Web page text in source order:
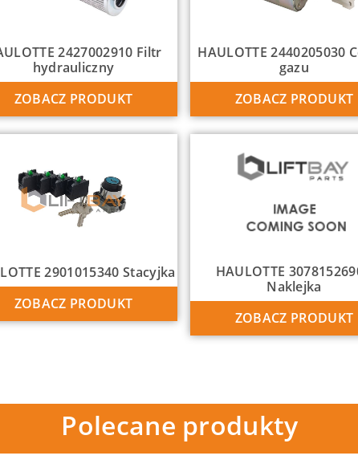
2427002910 Filtr
hydrauliczny
ZOBACZ PRODUKT
HAULOTTE 2440205030
gazu
ZOBACZ PRODUKT
2901015340 Stacyjka
ZOBACZ PRODUKT
HAULOTTE
Naklejka
ZOBACZ PRODUKT
Polecane produkty